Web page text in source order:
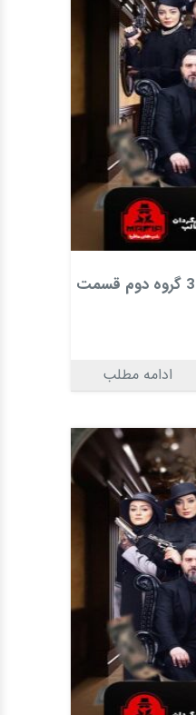
دانلود شب های مافیا 3 گروه دوم قسمت
ادامه مطلب